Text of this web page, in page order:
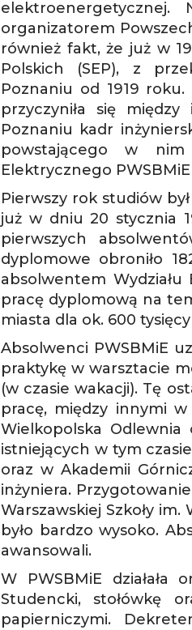
organizatorem
również fakt, że już w
Polskich (SEP), z
Poznaniu od 1919 roku.
przyczyniła się
Poznaniu kadr
powstającego w nim
Elektrycznego
Pierwszy rok studiów
już w dniu 20 stycznia
pierwszych
dyplomowe obroniło
absolwentem Wydziału
pracę dyplomową na
miasta dla ok. 600
Absolwenci PWSBMiE
praktykę w warsztacie
(w czasie wakacji). Tę
pracę, między innymi
Wielkopolska
istniejących w tym
oraz w Akademii
inżyniera.
Warszawskiej Szkoły
było bardzo wysoko.
awansowali.
W PWSBMiE działała
Studencki, stołówkę
papierniczymi.